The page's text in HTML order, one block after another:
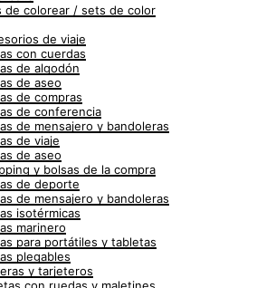
de colorear / sets de color
de viaje
con cuerdas
de algodón
de aseo
de compras
de conferencia
de mensajero y bandoleras
de viaje
de aseo
y bolsas de la compra
de deporte
de mensajero y bandoleras
isotérmicas
marinero
para portátiles y tabletas
plegables
y tarjeteros